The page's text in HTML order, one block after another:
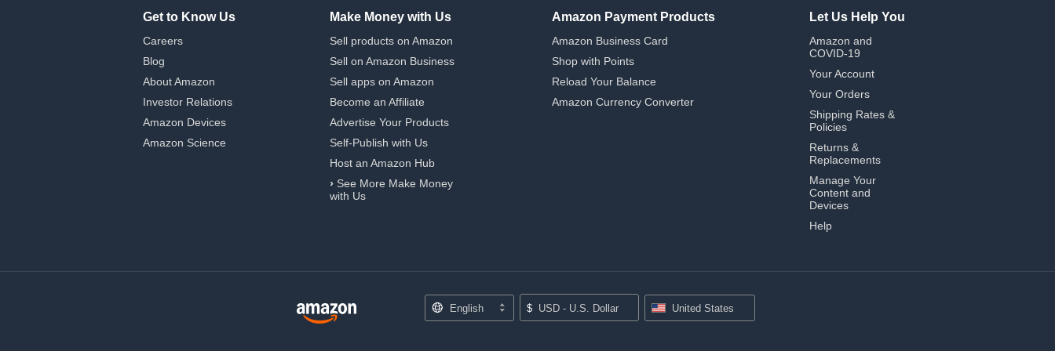
Get to Know Us
Careers
Blog
About Amazon
Investor Relations
Amazon Devices
Amazon Science
Make Money with Us
Sell products on Amazon
Sell on Amazon Business
Sell apps on Amazon
Become an Affiliate
Advertise Your Products
Self-Publish with Us
Host an Amazon Hub
› See More Make Money
with Us
Amazon Payment Products
Amazon Business Card
Shop with Points
Reload Your Balance
Amazon Currency Converter
Let Us Help You
Amazon and
COVID-19
Your Account
Your Orders
Shipping Rates &
Policies
Returns &
Replacements
Manage Your
Content and
Devices
Help
English $ USD - U.S. Dollar United States